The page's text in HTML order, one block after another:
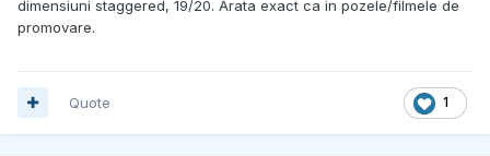
dimensiuni staggered, 19/20. Arata exact ca in pozele/filmele de
promovare.
1
Quote